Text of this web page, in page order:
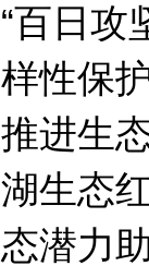
百日攻
性保
进生
生态
潜力